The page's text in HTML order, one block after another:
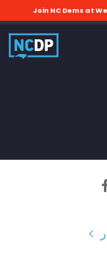
Join NC Dems at